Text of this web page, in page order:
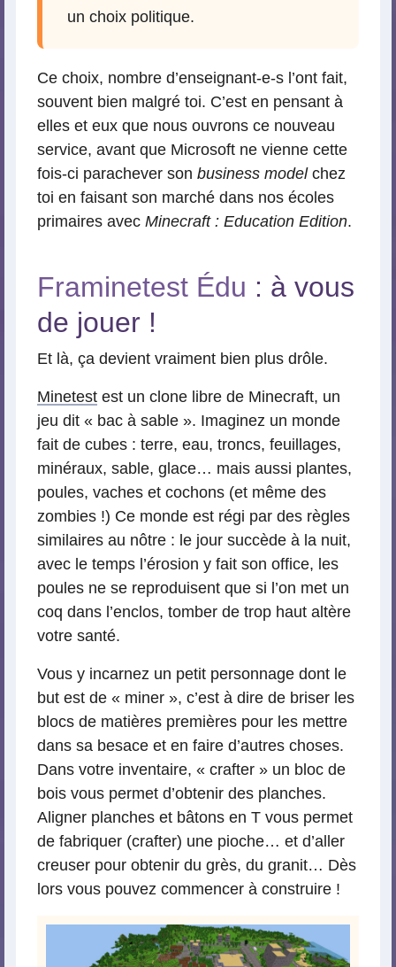
un choix politique.
Ce choix, nombre d’enseignant-e-s l’ont fait,
souvent bien malgré toi. C’est en pensant à
elles et eux que nous ouvrons ce nouveau
service, avant que Microsoft ne vienne cette
fois-ci parachever son business modelchez
toi en faisant son marché dans nos écoles
primaires avec Minecraft : Education Edition.
Framinetest Édu : à vous
de jouer !
Et là, ça devient vraiment bien plus drôle.
Minetest est un clone libre de Minecraft, un
jeu dit « bac à sable ». Imaginez un monde
fait de cubes : terre, eau, troncs, feuillages,
minéraux, sable, glace… mais aussi plantes,
poules, vaches et cochons (et même des
zombies !) Ce monde est régi par des règles
similaires au nôtre : le jour succède à la nuit,
avec le temps l’érosion y fait son office, les
poules ne se reproduisent que si l’on met un
coq dans l’enclos, tomber de trop haut altère
votre santé.
Vous y incarnez un petit personnage dont le
but est de « miner », c’est à dire de briser les
blocs de matières premières pour les mettre
dans sa besace et en faire d’autres choses.
Dans votre inventaire, « crafter » un bloc de
bois vous permet d’obtenir des planches.
Aligner planches et bâtons en T vous permet
de fabriquer (crafter) une pioche… et d’aller
creuser pour obtenir du grès, du granit… Dès
lors vous pouvez commencer à construire !